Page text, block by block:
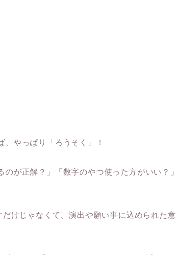
やっぱり「ろうそく」！
が正解？」「数字のやつ使った方がいい？」
けじゃなくて、演出や願い事に込められた意